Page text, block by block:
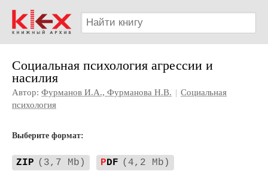
Социальная психология агрессии и
насилия
Автор: Фурманов И.А., Фурманова Н.В. | Социальная
психология
Выберите формат:
ZIP (3,7 Mb) PDF (4,2 Mb)